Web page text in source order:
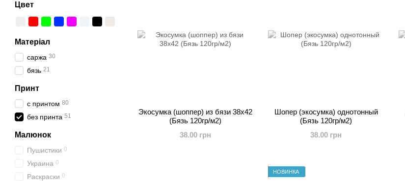
Экосумка (шоппер) из бязи 38x42
(Бязь 120гр/м2)
38.00 грн
Шопер (экосумка) однотонный
(Бязь 120гр/м2)
38.00 грн
НОВИНКА
Цвет
Матеріал
саржа 30
бязь 21
Принт
с принтом 80
без принта 51
Малюнок
Пушистики 0
Украина 0
Раскраски 0